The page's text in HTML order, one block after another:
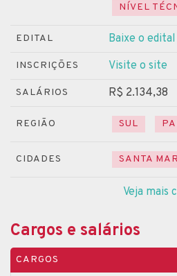
NÍVEL
EDITAL Baixe o edital
INSCRIÇÕES Visite o site
SALÁRIOS R$ 2.134,38
REGIÃO SUL
CIDADES SANTA
Veja mais
Cargos e salários
CARGOS